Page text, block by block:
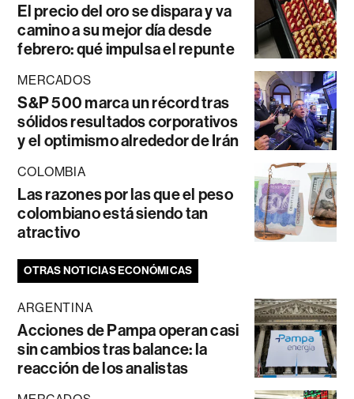
El precio del oro se dispara y va
camino a su mejor día desde
febrero: qué impulsa el repunte
MERCADOS
S&P 500 marca un récord tras
sólidos resultados corporativos
y el optimismo alrededor de Irán
COLOMBIA
Las razones por las que el peso
colombiano está siendo tan
atractivo
OTRAS NOTICIAS ECONÓMICAS
ARGENTINA
Acciones de Pampa operan casi
sin cambios tras balance: la
reacción de los analistas